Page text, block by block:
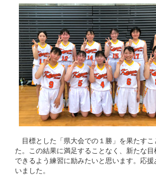
目標とした「県大会での１勝」を果たすこ
た。この結果に満足することなく、新たな
できるよう練習に励みたいと思います。応
いました。